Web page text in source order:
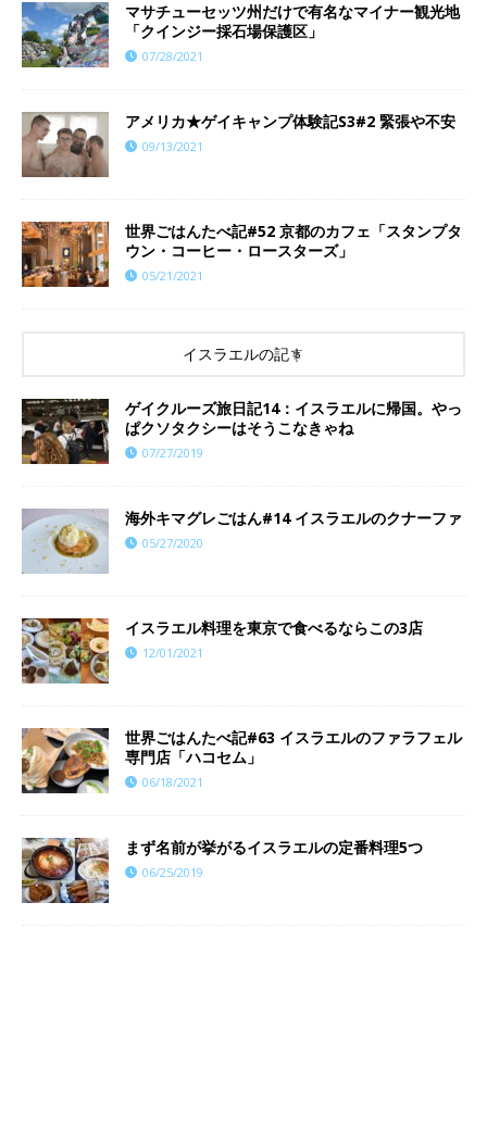
マサチューセッツ州だけで有名なマイナー観光地
「クインジー採石場保護区」
07/28/2021
アメリカ★ゲイキャンプ体験記S3#2 緊張や不安
09/13/2021
世界ごはんたべ記#52 京都のカフェ「スタンプタ
ウン・コーヒー・ロースターズ」
05/21/2021
イスラエルの記事
ゲイクルーズ旅日記14：イスラエルに帰国。やっ
ぱクソタクシーはそうこなきゃね
07/27/2019
海外キマグレごはん#14 イスラエルのクナーファ
05/27/2020
イスラエル料理を東京で食べるならこの3店
12/01/2021
世界ごはんたべ記#63 イスラエルのファラフェル
専門店「ハコセム」
06/18/2021
まず名前が挙がるイスラエルの定番料理5つ
06/25/2019